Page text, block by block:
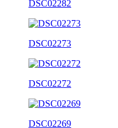
DSC02282
DSC02273
DSC02272
DSC02269